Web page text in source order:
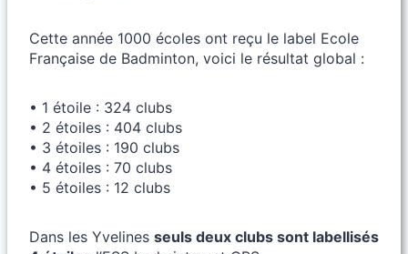
Cette année 1000 écoles ont reçu le label Ecole
Française de Badminton, voici le résultat global :
• 1 étoile : 324 clubs
• 2 étoiles : 404 clubs
• 3 étoiles : 190 clubs
• 4 étoiles : 70 clubs
• 5 étoiles : 12 clubs
Dans les Yvelines seuls deux clubs sont labellisés